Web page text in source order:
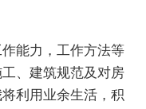
能力，工作方法等
、建筑规范及对房
利用业余生活，积